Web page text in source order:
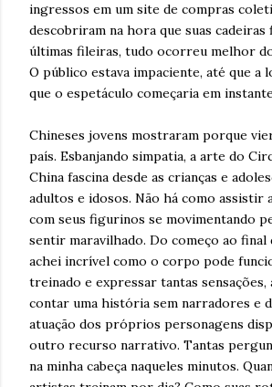
ingressos em um site de compras
descobriram na hora que suas cadeiras
últimas fileiras, tudo ocorreu melhor
O público estava impaciente, até que a
que o espetáculo começaria em
Chineses jovens mostraram porque
país. Esbanjando simpatia, a arte do
China fascina desde as crianças e
adultos e idosos. Não há como assistir
com seus figurinos se movimentando
sentir maravilhado. Do começo ao final
achei incrível como o corpo pode
treinado e expressar tantas sensações,
contar uma história sem narradores e
atuação dos próprios personagens
outro recurso narrativo. Tantas
na minha cabeça naqueles minutos.